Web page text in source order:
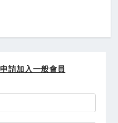
申請加入一般會員